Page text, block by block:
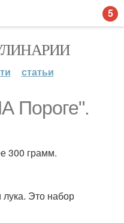
статьи
Пороге".
300 грамм.
Это набор
5